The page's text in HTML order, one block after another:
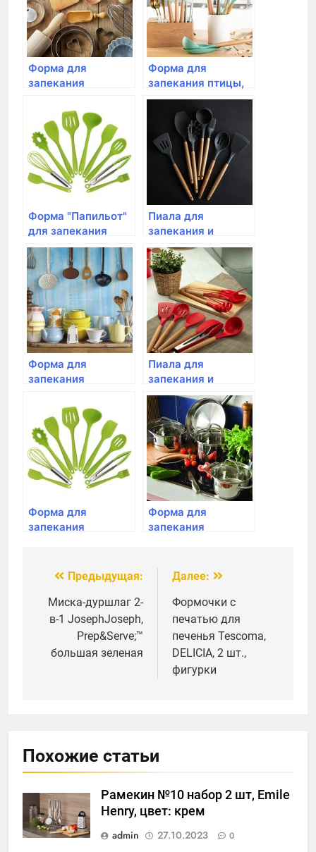
Форма для
запекания
квадратная 20см
(серая)
Форма для
запекания птицы,
Emile Henry, цвет
гранат
Форма "Папильот"
для запекания
рыбы, Emile Henry,
цвет: гранат
Пиала для
запекания и
сервировки, Emile
Henry, гранат
Форма для
запекания
средняя ,Emile
Henry, 36 см,цвет:
крем
Пиала для
запекания и
сервировки, Emile
Henry, цвет крем
Форма для
запекания
Henry, 36 см,цвет:
Форма для
запекания
крем
Навигация
по
записям
Предыдущая:
Миска-дуршлаг 2-
в-1 JosephJoseph,
Prep&Serve;™
большая зеленая
Далее:
Формочки с
печатью для
печенья Tescoma,
DELICIA, 2 шт.,
фигурки
Похожие статьи
Рамекин №10 набор 2 шт, Emile
Henry, цвет: крем
admin
27.10.2023 0